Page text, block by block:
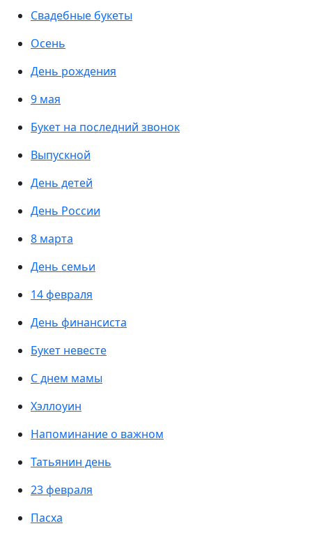
Свадебные букеты
Осень
День рождения
9 мая
Букет на последний звонок
Выпускной
День детей
День России
8 марта
День семьи
14 февраля
День финансиста
Букет невесте
С днем мамы
Хэллоуин
Напоминание о важном
Татьянин день
23 февраля
Пасха